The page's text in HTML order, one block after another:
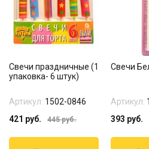
Свечи праздничные (1
упаковка- 6 штук)
Артикул: 1502-0846
421 руб. 445руб.
Свечи
Артикул:
393 руб.